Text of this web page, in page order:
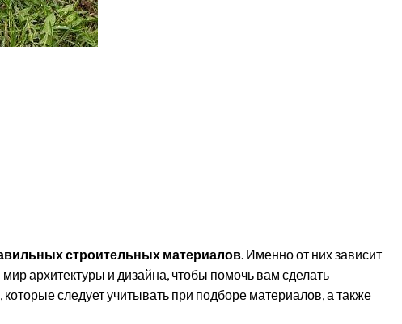
строительных материалов. Именно от них зависит
архитектуры и дизайна, чтобы помочь вам сделать
следует учитывать при подборе материалов, а также